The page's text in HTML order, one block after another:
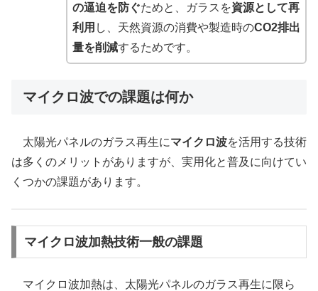
の逼迫を防ぐためと、ガラスを資源として再
利用 し、天然資源の消費や製造時のCO2排出
量を削減するためです。
マイクロ波での課題は何か
太陽光パネルのガラス再生にマイクロ波を活用する技術
は多くのメリットがありますが、実用化と普及に向けてい
くつかの課題があります。
マイクロ波加熱技術一般の課題
マイクロ波加熱は、太陽光パネルのガラス再生に限ら